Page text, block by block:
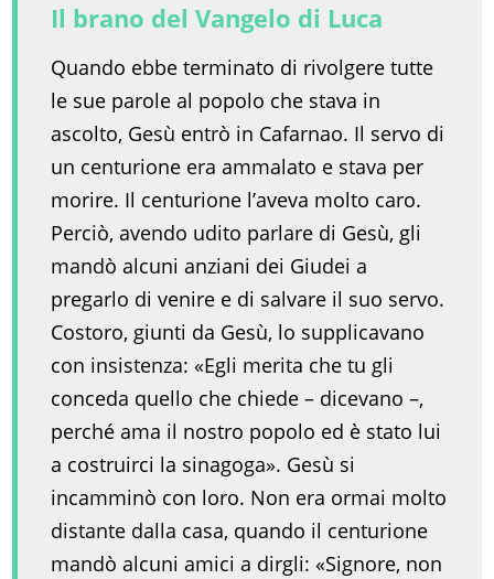
Il brano del Vangelo di Luca
Quando ebbe terminato di rivolgere tutte
le sue parole al popolo che stava in
ascolto, Gesù entrò in Cafarnao. Il servo di
un centurione era ammalato e stava per
morire. Il centurione l’aveva molto caro.
Perciò, avendo udito parlare di Gesù, gli
mandò alcuni anziani dei Giudei a
pregarlo di venire e di salvare il suo servo.
Costoro, giunti da Gesù, lo supplicavano
con insistenza: «Egli merita che tu gli
conceda quello che chiede – dicevano –,
perché ama il nostro popolo ed è stato lui
a costruirci la sinagoga». Gesù si
incamminò con loro. Non era ormai molto
distante dalla casa, quando il centurione
mandò alcuni amici a dirgli: «Signore, non